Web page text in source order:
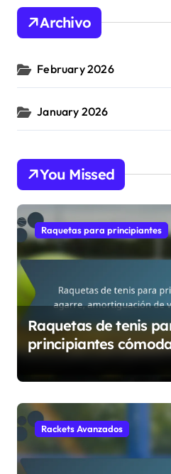
Archivo
February 2026
January 2026
You Missed
Raquetas para principiantes
Raquetas de tenis
principiantes
agarre,
vibraciones,
Rackets Avanzados